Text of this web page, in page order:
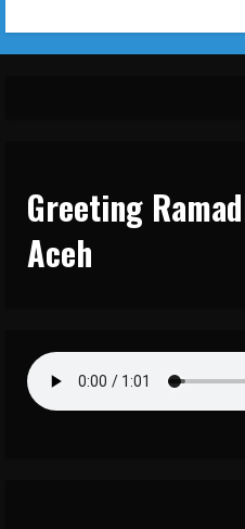
Greeting
Aceh